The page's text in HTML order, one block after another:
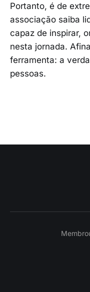
Portanto, é de
associação saiba
capaz de inspirar,
nesta jornada.
ferramenta: a
pessoas.